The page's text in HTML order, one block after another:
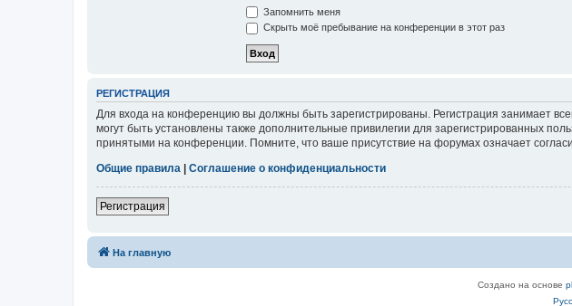
Запомнить меня
Скрыть моё пребывание на конференции в этот раз
РЕГИСТРАЦИЯ
Для входа на конференцию вы должны быть зарегистрированы. Регистрация занимает
могут быть установлены также дополнительные привилегии для зарегистрированных
принятыми на конференции. Помните, что ваше присутствие на форумах означает
Общие правила
Соглашение о конфиденциальности
Регистрация
На главную
Создано на основе